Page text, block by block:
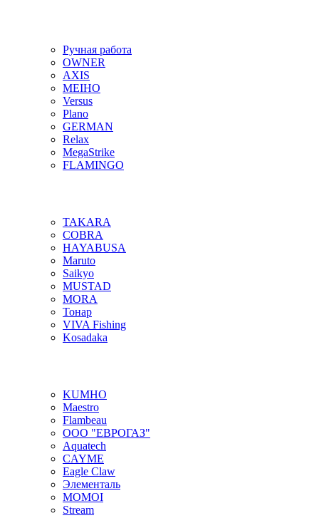
Ручная работа
OWNER
AXIS
MEIHO
Versus
Plano
GERMAN
Relax
MegaStrike
FLAMINGO
TAKARA
COBRA
HAYABUSA
Maruto
Saikyo
MUSTAD
MORA
Тонар
VIVA Fishing
Kosadaka
KUMHO
Maestro
Flambeau
ООО "ЕВРОГАЗ"
Aquatech
CAYME
Eagle Claw
Элементаль
MOMOI
Stream